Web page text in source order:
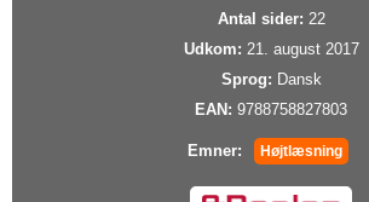
Antal sider: 22
Udkom: 21. august 2017
Sprog: Dansk
EAN: 9788758827803
Emner: Højtlæsning